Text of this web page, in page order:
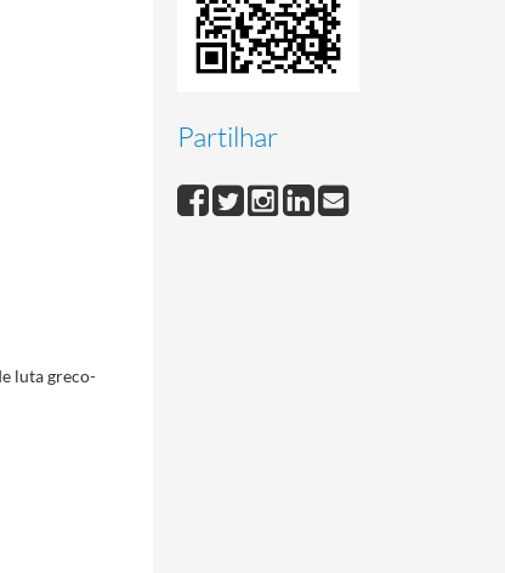
Partilhar
luta greco-